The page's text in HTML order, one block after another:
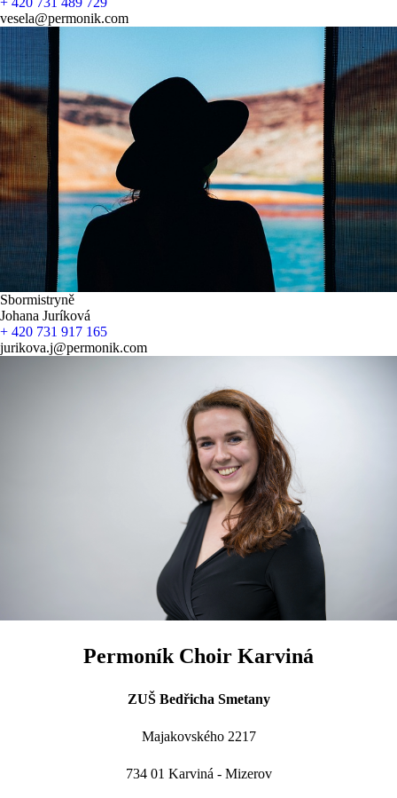
vesela@permonik.com
Sbormistryně
Johana Juríková
+ 420 731 917 165
jurikova.j@permonik.com
Permoník Choir Karviná
ZUŠ Bedřicha Smetany
Majakovského 2217
734 01 Karviná - Mizerov